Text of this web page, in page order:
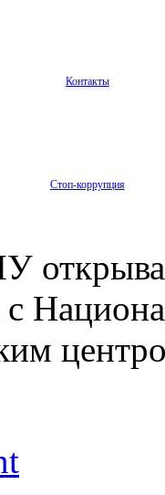
Контакты
Стоп-коррупция
с